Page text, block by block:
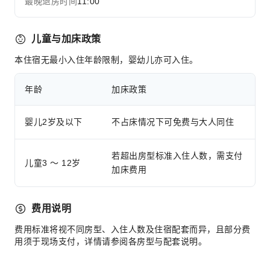
公共区域监控
灭火器
儿童与加床政策
本住宿无最小入住年龄限制，婴幼儿亦可入住。
年龄 加床政策
婴儿2岁及以下 不占床情况下可免费与大人同住
儿童3 ～ 12岁
若超出房型标准入住人数，需支付
加床费用
费用说明
费用标准将视不同房型、入住人数及住宿配套而异，且部分费
用须于现场支付，详情请参阅各房型与配套说明。